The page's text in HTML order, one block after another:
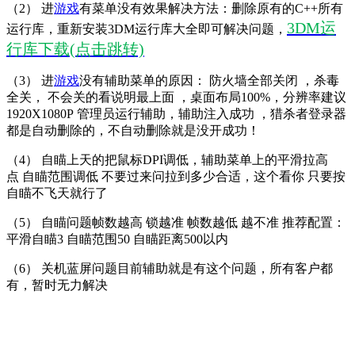
（2） 进游戏有菜单没有效果解决方法：删除原有的C++所有
运行库，重新安装3DM运行库大全即可解决问题， 3DM运
行库下载(点击跳转)
（3） 进游戏没有辅助菜单的原因： 防火墙全部关闭 ，杀毒
全关， 不会关的看说明最上面 ，桌面布局100%，分辨率建议
1920X1080P 管理员运行辅助，辅助注入成功 ，猎杀者登录器
都是自动删除的，不自动删除就是没开成功！
（4） 自瞄上天的把鼠标DPI调低，辅助菜单上的平滑拉高
点 自瞄范围调低 不要过来问拉到多少合适，这个看你 只要按
自瞄不飞天就行了
（5） 自瞄问题帧数越高 锁越准 帧数越低 越不准 推荐配置：
平滑自瞄3 自瞄范围50 自瞄距离500以内
（6） 关机蓝屏问题目前辅助就是有这个问题，所有客户都
有，暂时无力解决